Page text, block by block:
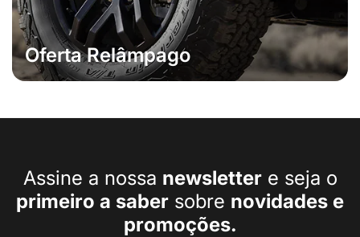
Oferta Relâmpago
Assine a nossa newslettere seja o
primeiro a saber sobre novidades e
promoções.